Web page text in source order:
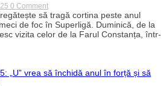
italienesc!
Jovo
Lukic,
noul
0 Commenton
Bergodi
speră
la
un
Farul
să tragă cortina peste anul
de foc în Superligă. Duminică, de la
vizita celor de la Farul Constanța, într-